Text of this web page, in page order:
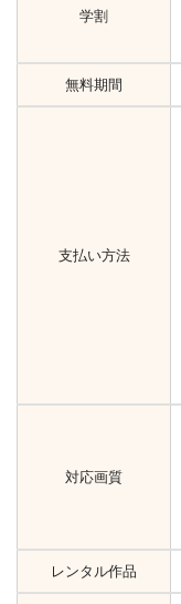
学割
無料期間
支払い方法
対応画質
レンタル作品